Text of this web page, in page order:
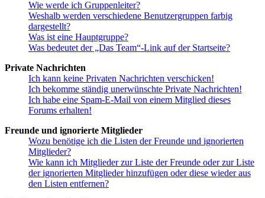
Wie werde ich Gruppenleiter?
Weshalb werden verschiedene Benutzergruppen farbig
dargestellt?
Was ist eine Hauptgruppe?
Was bedeutet der „Das Team“-Link auf der Startseite?
Private Nachrichten
Ich kann keine Privaten Nachrichten verschicken!
Ich bekomme ständig unerwünschte Private Nachrichten!
Ich habe eine Spam-E-Mail von einem Mitglied dieses
Forums erhalten!
Freunde und ignorierte Mitglieder
Wozu benötige ich die Listen der Freunde und ignorierten
Mitglieder?
Wie kann ich Mitglieder zur Liste der Freunde oder zur Liste
der ignorierten Mitglieder hinzufügen oder diese wieder aus
den Listen entfernen?